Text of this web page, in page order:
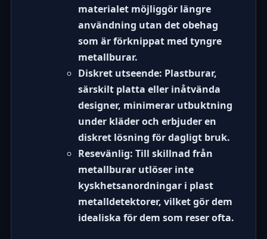
materialet möjliggör längre
användning utan det obehag
som är förknippat med tyngre
metallburar.
Diskret utseende: Plastburar,
särskilt platta eller inåtvända
designer, minimerar utbuktning
under kläder och erbjuder en
diskret lösning för dagligt bruk.
Resevänlig: Till skillnad från
metallburar utlöser inte
kyskhetsanordningar i plast
metalldetektorer, vilket gör dem
idealiska för dem som reser ofta.